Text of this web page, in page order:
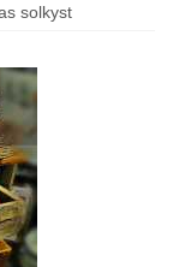
solkyst